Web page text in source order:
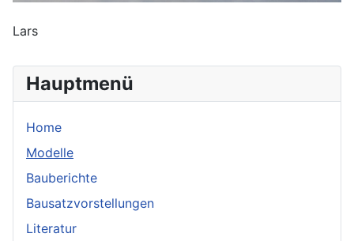
Hauptmenü
Home
Modelle
Bauberichte
Bausatzvorstellungen
Literatur
Lars